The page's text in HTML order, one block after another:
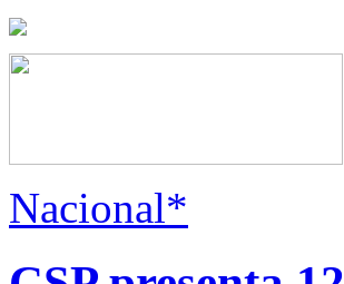
Nacional*